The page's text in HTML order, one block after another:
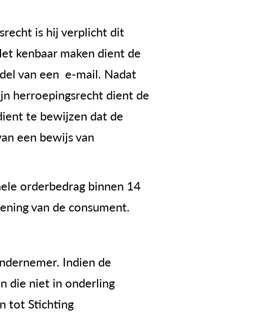
is hij verplicht dit
kenbaar maken dient de
van een e-mail. Nadat
herroepingsrecht dient de
te bewijzen dat de
een bewijs van
orderbedrag binnen 14
van de consument.
Indien de
die niet in onderling
tot Stichting